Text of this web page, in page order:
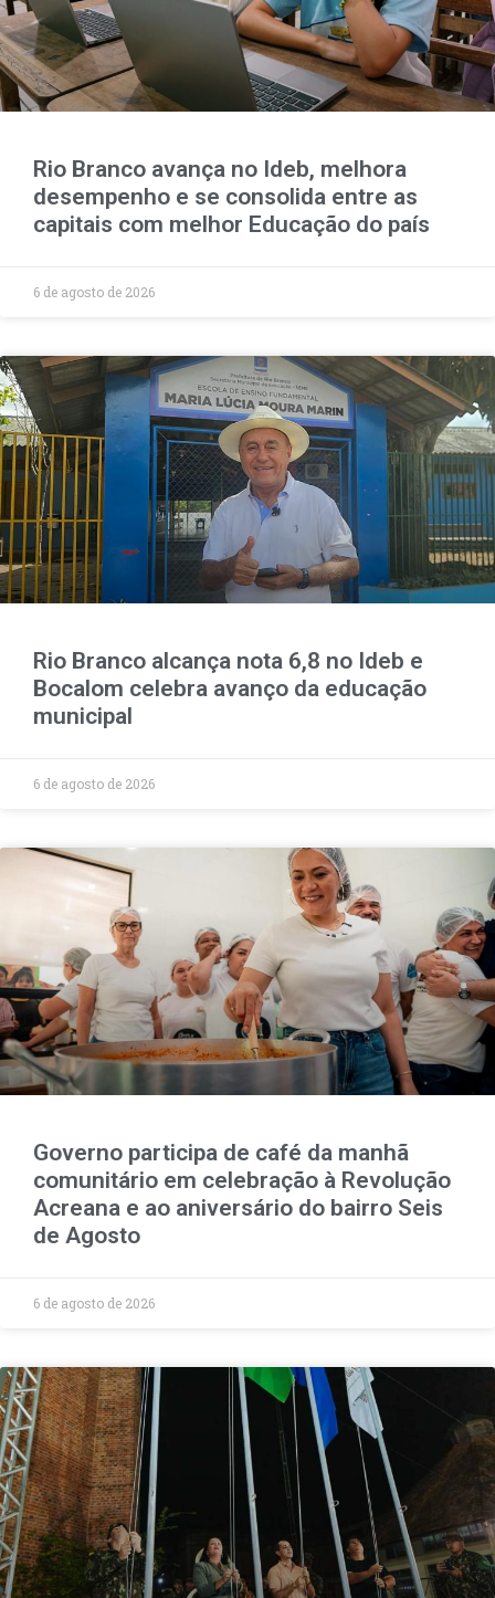
Rio Branco avança no Ideb, melhora
desempenho e se consolida entre as
capitais com melhor Educação do país
6 de agosto de 2026
Rio Branco alcança nota 6,8 no Ideb e
Bocalom celebra avanço da educação
municipal
6 de agosto de 2026
Governo participa de café da manhã
comunitário em celebração à Revolução
Acreana e ao aniversário do bairro Seis
de Agosto
6 de agosto de 2026